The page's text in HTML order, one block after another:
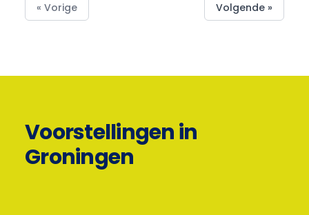
« Vorige Volgende »
Voorstellingen in
Groningen